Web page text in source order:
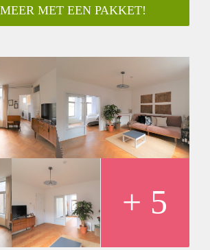
a 5 minute bike ride to 'Westerpark', 'de
Katemarkt'
for a couple or single expat)
with quooker
floors
sink and toilet
by stairs
system
excluding utilities
months rent
MET EEN PAKKET!
+ 5